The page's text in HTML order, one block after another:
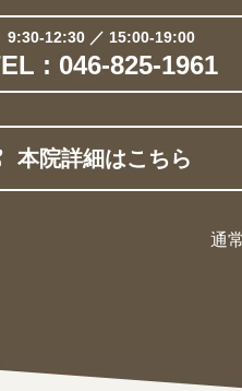
9:30-12:30 ／ 15:00-19:00
: 046-825-1961
本院詳細はこちら
通